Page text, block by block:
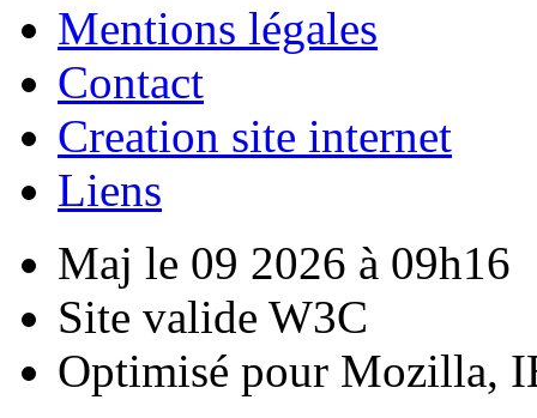
Mentions légales
Contact
Creation site internet
Liens
Maj le 09 2026 à 09h16
Site valide W3C
Optimisé pour Mozilla,